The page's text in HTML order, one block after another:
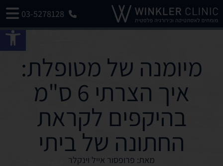
03-5278128
מיומנה של מטופלת:
איך הצרתי 6 ס"מ
בהיקפים לקראת
החתונה של ביתי
מאת: פרופסור אייל וינקלר